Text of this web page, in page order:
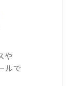
や
ルで